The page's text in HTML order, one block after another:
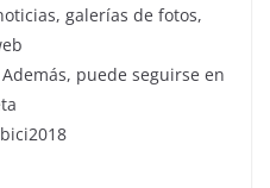
galerías de fotos,
puede seguirse en